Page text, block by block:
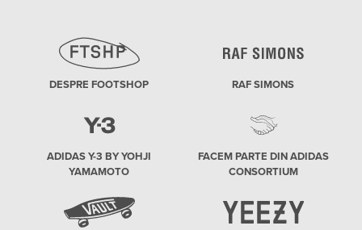
DESPRE FOOTSHOP RAF SIMONS
ADIDAS Y-3 BY YOHJI
YAMAMOTO
FACEM PARTE DIN ADIDAS
CONSORTIUM